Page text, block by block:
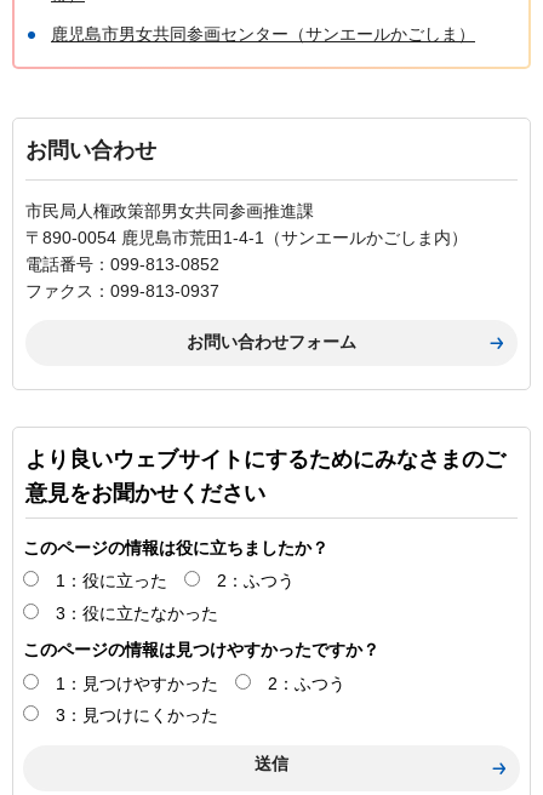
鹿児島市男女共同参画センター（サンエールかごしま）
お問い合わせ
市民局人権政策部男女共同参画推進課
〒890-0054 鹿児島市荒田1-4-1（サンエールかごしま内）
電話番号：099-813-0852
ファクス：099-813-0937
より良いウェブサイトにするためにみなさまのご
意見をお聞かせください
このページの情報は役に立ちましたか？
1：役に立った
2：ふつう
3：役に立たなかった
このページの情報は見つけやすかったですか？
1：見つけやすかった
2：ふつう
3：見つけにくかった